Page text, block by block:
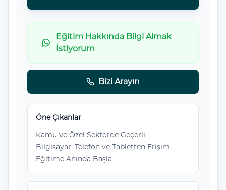
Eğitim Hakkında Bilgi Almak
İstiyorum
Bizi Arayın
Öne Çıkanlar
Kamu ve Özel Sektörde Geçerli
Bilgisayar, Telefon ve Tabletten Erişim
Eğitime Anında Başla